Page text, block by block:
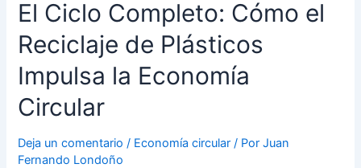
El Ciclo Completo: Cómo el
Reciclaje de Plásticos
Impulsa la Economía
Circular
Deja un comentario / Economía circular / PorJuan
Fernando Londoño
Completo:
Cómo
el
de
Plásticos
Impulsa
la
Economía